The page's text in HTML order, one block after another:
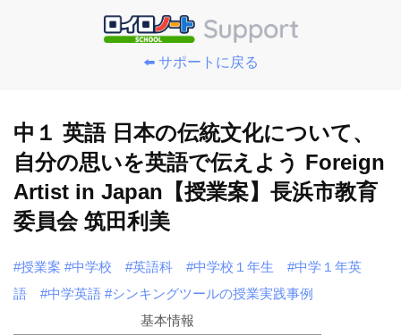
⬅️ サポートに戻る
中１ 英語 日本の伝統文化について、
自分の思いを英語で伝えよう Foreign
Artist in Japan【授業案】長浜市教育
委員会 筑田利美
#授業案 #中学校 #英語科 #中学校１年生
#中学１年英
語
#中学英語 #シンキングツールの授業実践事例
基本情報